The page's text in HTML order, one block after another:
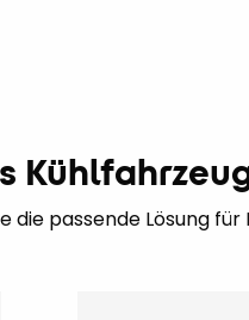
passende Lösung für